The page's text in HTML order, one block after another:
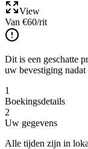
View
Van €60/rit
Dit is een geschatte
uw bevestiging
1
Boekingsdetails
2
Uw gegevens
Alle tijden zijn in